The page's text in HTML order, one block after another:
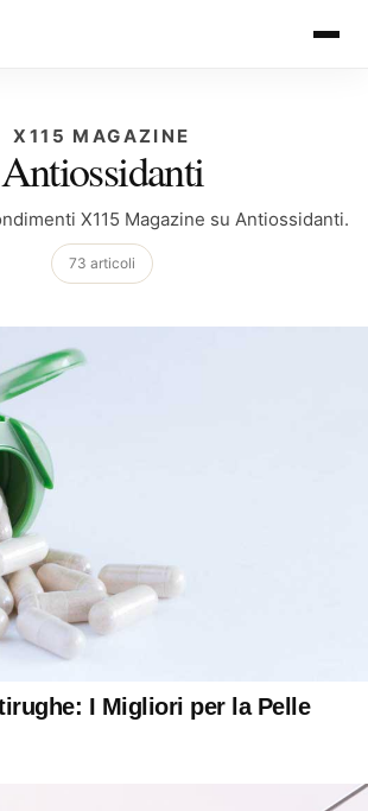
X115 MAGAZINE
Antiossidanti
X115 Magazine su Antiossidanti.
73 articoli
I Migliori per la Pelle